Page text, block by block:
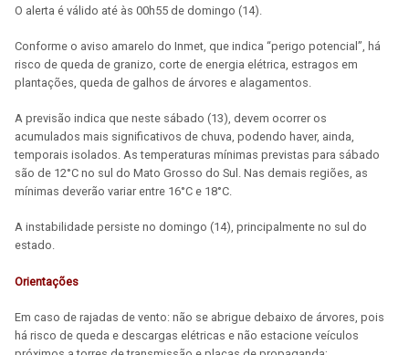
O alerta é válido até às 00h55 de domingo (14).
Conforme o aviso amarelo do Inmet, que indica “perigo potencial”, há
risco de queda de granizo, corte de energia elétrica, estragos em
plantações, queda de galhos de árvores e alagamentos.
A previsão indica que neste sábado (13), devem ocorrer os
acumulados mais significativos de chuva, podendo haver, ainda,
temporais isolados. As temperaturas mínimas previstas para sábado
são de 12°C no sul do Mato Grosso do Sul. Nas demais regiões, as
mínimas deverão variar entre 16°C e 18°C.
A instabilidade persiste no domingo (14), principalmente no sul do
estado.
Orientações
Em caso de rajadas de vento: não se abrigue debaixo de árvores, pois
há risco de queda e descargas elétricas e não estacione veículos